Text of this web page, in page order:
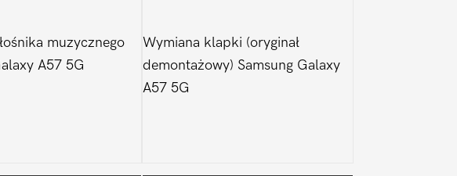
muzycznego
A57 5G
Wymiana klapki (oryginał
demontażowy) Samsung Galaxy
A57 5G